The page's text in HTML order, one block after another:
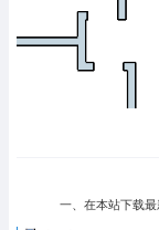
一、在本站下载最